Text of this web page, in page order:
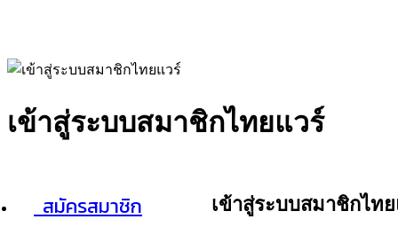
เข้าสู่ระบบสมาชิกไทยแวร์
สมัครสมาชิก
เข้าสู่ระบบสมาชิกไท